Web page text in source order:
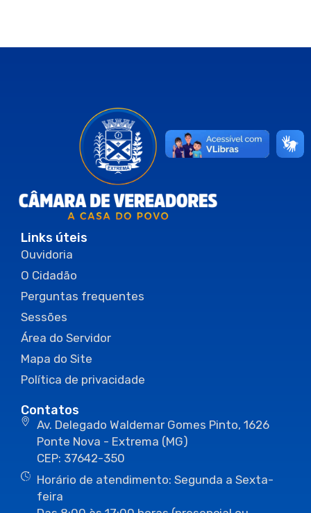
Links úteis
Ouvidoria
O Cidadão
Perguntas frequentes
Sessões
Área do Servidor
Mapa do Site
Política de privacidade
Contatos
Av. Delegado Waldemar Gomes Pinto, 1626
Ponte Nova - Extrema (MG)
CEP: 37642-350
Horário de atendimento: Segunda a Sexta-
feira